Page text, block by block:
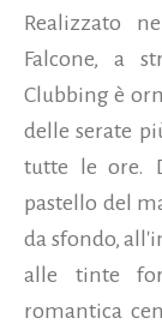
Realizzato
Falcone, a
Clubbing è
delle serate
tutte le ore.
pastello del
da sfondo,
alle tinte
romantica